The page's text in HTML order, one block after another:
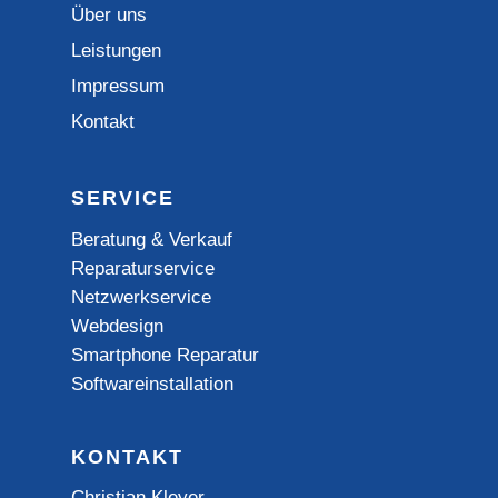
Über uns
Leistungen
Impressum
Kontakt
SERVICE
Beratung & Verkauf
Reparaturservice
Netzwerkservice
Webdesign
Smartphone Reparatur
Softwareinstallation
KONTAKT